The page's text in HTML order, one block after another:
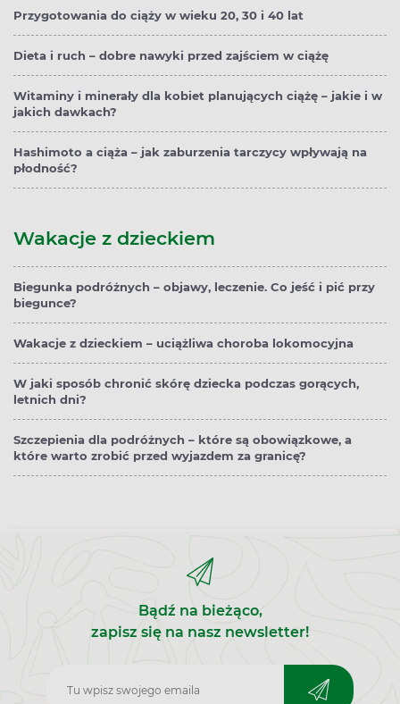
Przygotowania do ciąży w wieku 20, 30 i 40 lat
Dieta i ruch – dobre nawyki przed zajściem w ciążę
Witaminy i minerały dla kobiet planujących ciążę – jakie i w
jakich dawkach?
Hashimoto a ciąża – jak zaburzenia tarczycy wpływają na
płodność?
Wakacje z dzieckiem
Biegunka podróżnych – objawy, leczenie. Co jeść i pić przy
biegunce?
Wakacje z dzieckiem – uciążliwa choroba lokomocyjna
W jaki sposób chronić skórę dziecka podczas gorących,
letnich dni?
Szczepienia dla podróżnych – które są obowiązkowe, a
które warto zrobić przed wyjazdem za granicę?
Bądź na bieżąco,
zapisz się na nasz newsletter!
Zapisz